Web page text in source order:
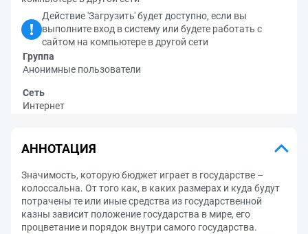
Действие 'Загрузить' будет доступно, если вы
выполните вход в систему или будете работать с
сайтом на компьютере в другой сети
Группа
Анонимные пользователи
Сеть
Интернет
АННОТАЦИЯ
Значимость, которую бюджет играет в государстве –
колоссальна. От того как, в каких размерах и куда будут
потрачены те или иные средства из государственной
казны зависит положение государства в мире, его
процветание и порядок внутри самого государства.